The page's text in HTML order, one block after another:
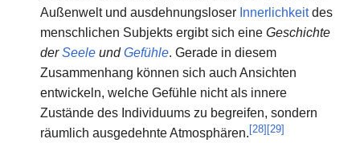
Außenwelt und ausdehnungsloser Innerlichkeitdes
menschlichen Subjekts ergibt sich eine Geschichte
derSeeleundGefühle. Gerade in diesem
Zusammenhang können sich auch Ansichten
entwickeln, welche Gefühle nicht als innere
Zustände des Individuums zu begreifen, sondern
räumlich ausgedehnte Atmosphären.[28][29]